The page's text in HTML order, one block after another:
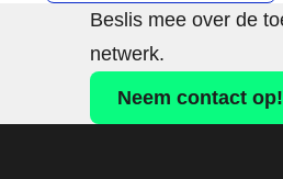
Beslis mee over de
netwerk.
Neem contact op!